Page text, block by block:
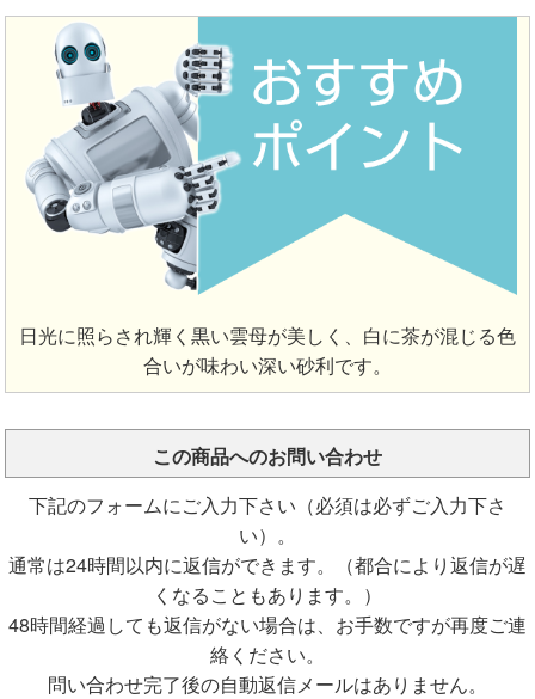
日光に照らされ輝く黒い雲母が美しく、白に茶が混じる色
合いが味わい深い砂利です。
この商品へのお問い合わせ
下記のフォームにご入力下さい（必須は必ずご入力下さ
い）。
通常は24時間以内に返信ができます。（都合により返信が遅
くなることもあります。）
48時間経過しても返信がない場合は、お手数ですが再度ご連
絡ください。
問い合わせ完了後の自動返信メールはありません。